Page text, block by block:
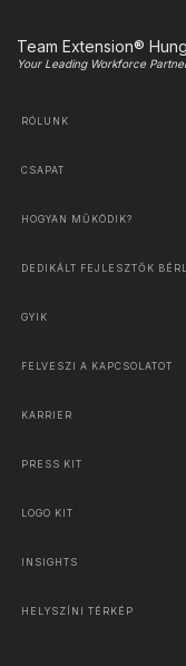
Team Extension®
Your Leading Workforce
RÓLUNK
CSAPAT
HOGYAN MŰKÖDIK?
DEDIKÁLT FEJLESZTŐK
GYIK
FELVESZI A KAPCSOLATOT
KARRIER
PRESS KIT
LOGO KIT
INSIGHTS
HELYSZÍNI TÉRKÉP